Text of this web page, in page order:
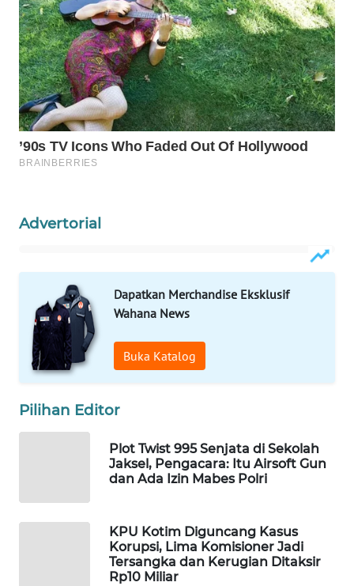
Advertorial
Dapatkan Merchandise Eksklusif
Wahana News
Buka Katalog
Pilihan Editor
Plot Twist 995 Senjata di Sekolah
Jaksel, Pengacara: Itu Airsoft Gun
dan Ada Izin Mabes Polri
KPU Kotim Diguncang Kasus
Korupsi, Lima Komisioner Jadi
Tersangka dan Kerugian Ditaksir
Rp10 Miliar
TANI
WAHANA
ADVOKAT
WAHANA
INFRASTRUKTUR
WAHANA
TRAVEL
WAHANA
TV
WAHANANEWS
WAHANANEWS